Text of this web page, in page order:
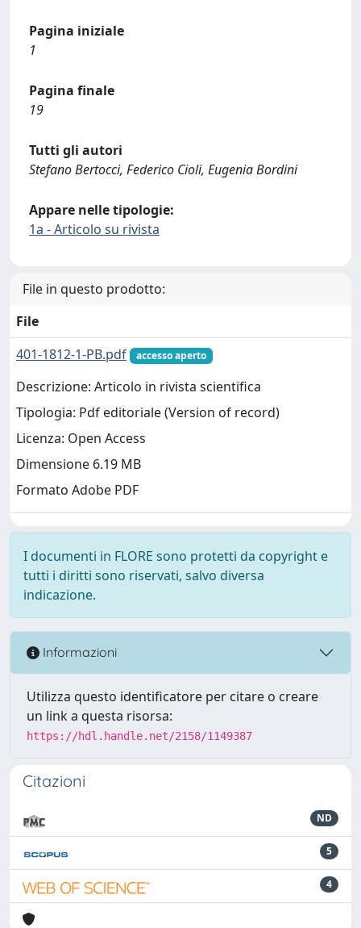
Pagina iniziale
1
Pagina finale
19
Tutti gli autori
Stefano Bertocci, Federico Cioli, Eugenia Bordini
Appare nelle tipologie:
1a - Articolo su rivista
File in questo prodotto:
File
401-1812-1-PB.pdf
accesso aperto
Descrizione: Articolo in rivista scientifica
Tipologia: Pdf editoriale (Version of record)
Licenza: Open Access
Dimensione 6.19 MB
Formato Adobe PDF
I documenti in FLORE sono protetti da copyright e
tutti i diritti sono riservati, salvo diversa
indicazione.
Informazioni
Utilizza questo identificatore per citare o creare
un link a questa risorsa:
https://hdl.handle.net/2158/1149387
Citazioni
ND
5
4